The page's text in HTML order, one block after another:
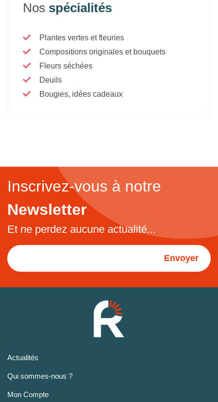
Nos spécialités
Plantes vertes et fleuries
Compositions originales et bouquets
Fleurs séchées
Deuils
Bougies, idées cadeaux
Inscrivez-vous à notre
Newsletter
Et ne perdez aucune actualité...
Envoyer
Actualités
Qui sommes-nous ?
Mon Compte